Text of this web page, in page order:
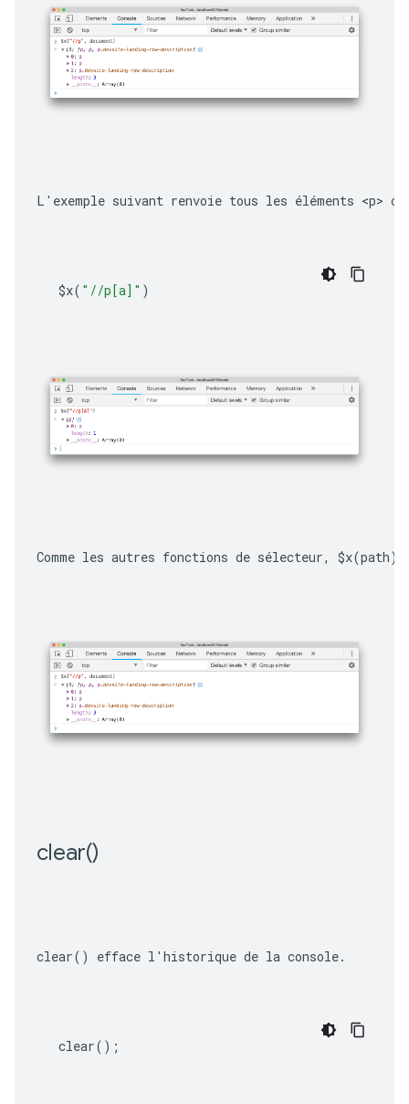
L'exemple suivant renvoie tous les éléments <p>
$x( "//p[a]" )
Comme les autres fonctions de sélecteur, $x(path)
clear()
clear() efface l'historique de la console.
clear();